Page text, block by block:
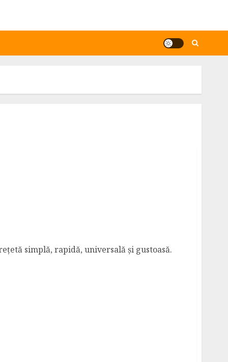
simplă, rapidă, universală și gustoasă.